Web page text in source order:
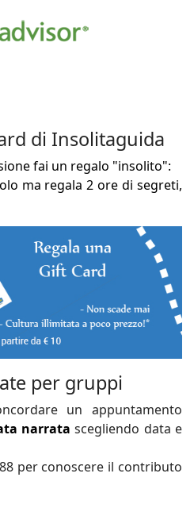
di Insolitaguida
fai un regalo "insolito":
ma regala 2 ore di segreti,
per gruppi
un appuntamento
narrata scegliendo data e
per conoscere il contributo